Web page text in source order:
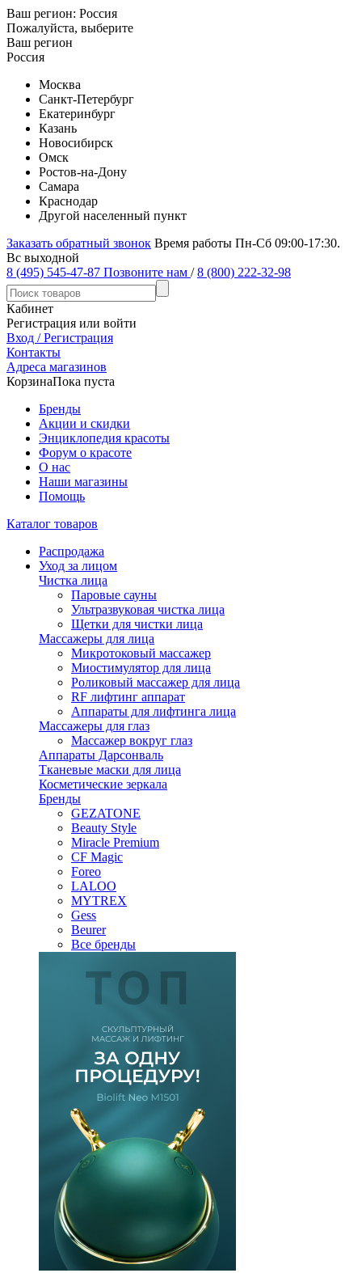
Ваш регион: Россия
Пожалуйста, выберите
Ваш регион
Россия
Москва
Санкт-Петербург
Екатеринбург
Казань
Новосибирск
Омск
Ростов-на-Дону
Самара
Краснодар
Другой населенный пункт
Заказать обратный звонок Время работы Пн-Сб 09:00-17:30.
Вс выходной
8 (495) 545-47-87 Позвоните нам / 8 (800) 222-32-98
Кабинет
Регистрация или войти
Вход / Регистрация
Контакты
Адреса магазинов
КорзинаПока пуста
Бренды
Акции и скидки
Энциклопедия красоты
Форум о красоте
О нас
Наши магазины
Помощь
Каталог товаров
Распродажа
Уход за лицом
Чистка лица
Паровые сауны
Ультразвуковая чистка лица
Щетки для чистки лица
Массажеры для лица
Микротоковый массажер
Миостимулятор для лица
Роликовый массажер для лица
RF лифтинг аппарат
Аппараты для лифтинга лица
Массажеры для глаз
Массажер вокруг глаз
Аппараты Дарсонваль
Тканевые маски для лица
Косметические зеркала
Бренды
GEZATONE
Beauty Style
Miracle Premium
CF Magic
Foreo
LALOO
MYTREX
Gess
Beurer
Все бренды